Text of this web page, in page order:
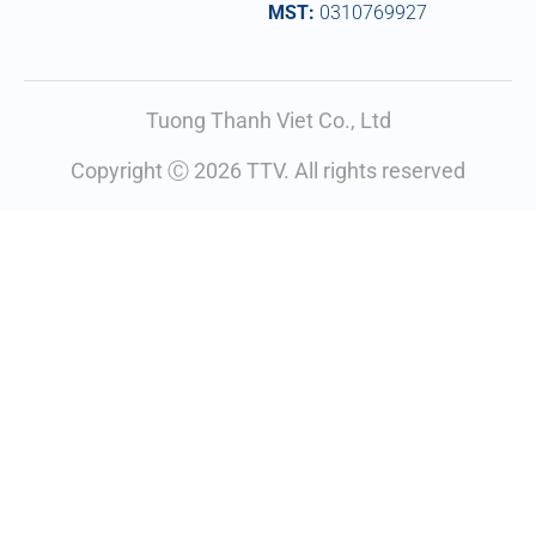
MST: 0310769927
Tuong Thanh Viet Co., Ltd
Copyright Ⓒ 2026 TTV. All rights reserved